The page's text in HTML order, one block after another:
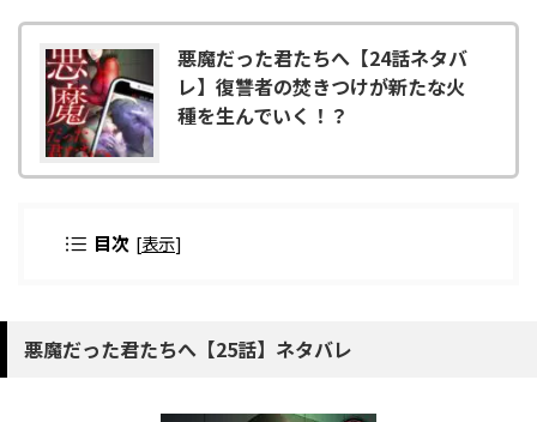
悪魔だった君たちへ【24話ネタバ
レ】復讐者の焚きつけが新たな火
種を生んでいく！？
目次 [表示]
悪魔だった君たちへ【25話】ネタバレ